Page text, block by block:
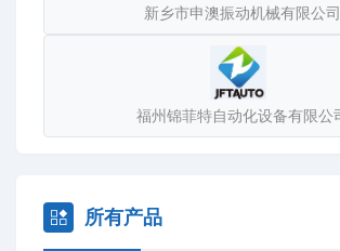
新乡市申澳振动机械有限公司
福州锦菲特自动化设备有限公
所有产品